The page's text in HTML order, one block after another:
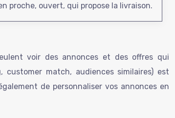
proche, ouvert, qui propose la livraison.
voir des annonces et des offres qui
customer match, audiences similaires) est
de personnaliser vos annonces en